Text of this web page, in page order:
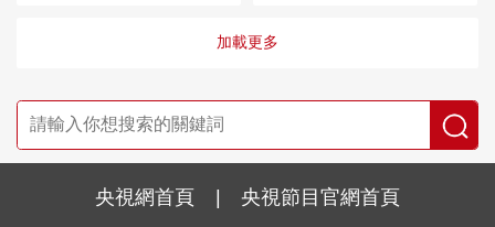
加載更多
央視網首頁 | 央視節目官網首頁